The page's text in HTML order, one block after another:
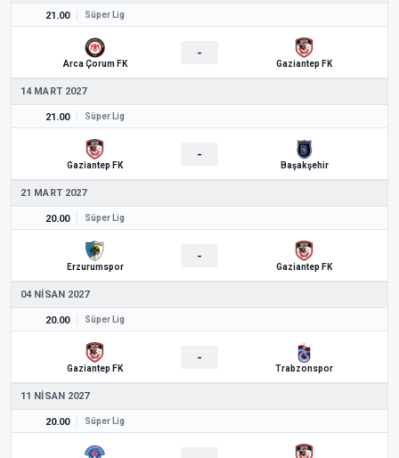
21.00 Süper Lig
Arca Çorum FK
-
Gaziantep FK
14 MART 2027
21.00 Süper Lig
Gaziantep FK
-
Başakşehir
21 MART 2027
20.00 Süper Lig
Erzurumspor
-
Gaziantep FK
04 NISAN 2027
20.00 Süper Lig
Gaziantep FK
-
Trabzonspor
11 NISAN 2027
20.00 Süper Lig